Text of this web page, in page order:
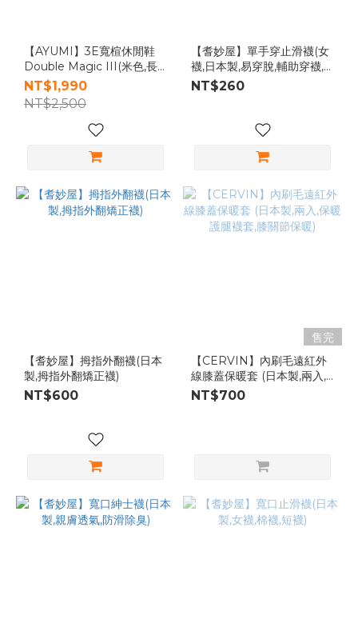
【AYUMI】3E寬楦休閒鞋
Double Magic III(米色,長
輩健走,孕婦,銀髮族介護,健康
鞋)
NT$1,990
NT$2,500
【耆妙屋】單手穿止滑襪(女
襪,日本製,易穿脫,輔助穿襪,
防滑襪)
NT$260
【耆妙屋】拇指外翻襪(日本
製,拇指外翻矯正襪)
NT$600
售完
【CERVIN】內刷毛遠紅外
線膝蓋保暖套 (日本製,兩入,
保暖護腿襪套,膝關節保暖)
NT$700